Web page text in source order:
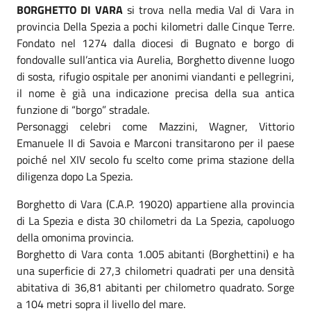
BORGHETTO DI VARA si trova nella media Val di Vara in
provincia Della Spezia a pochi kilometri dalle Cinque Terre.
Fondato nel 1274 dalla diocesi di Bugnato e borgo di
fondovalle sull’antica via Aurelia, Borghetto divenne luogo
di sosta, rifugio ospitale per anonimi viandanti e pellegrini,
il nome è già una indicazione precisa della sua antica
funzione di “borgo” stradale.
Personaggi celebri come Mazzini, Wagner, Vittorio
Emanuele II di Savoia e Marconi transitarono per il paese
poiché nel XIV secolo fu scelto come prima stazione della
diligenza dopo La Spezia.
Borghetto di Vara (C.A.P. 19020) appartiene alla provincia
di La Spezia e dista 30 chilometri da La Spezia, capoluogo
della omonima provincia.
Borghetto di Vara conta 1.005 abitanti (Borghettini) e ha
una superficie di 27,3 chilometri quadrati per una densità
abitativa di 36,81 abitanti per chilometro quadrato. Sorge
a 104 metri sopra il livello del mare.